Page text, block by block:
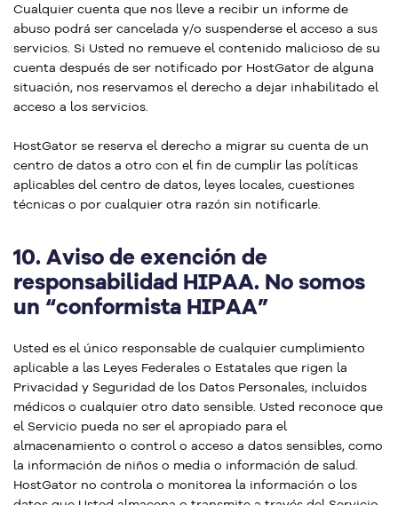
Cualquier cuenta que nos lleve a recibir un informe de
abuso podrá ser cancelada y/o suspenderse el acceso a sus
servicios. Si Usted no remueve el contenido malicioso de su
cuenta después de ser notificado por HostGator de alguna
situación, nos reservamos el derecho a dejar inhabilitado el
acceso a los servicios.
HostGator se reserva el derecho a migrar su cuenta de un
centro de datos a otro con el fin de cumplir las políticas
aplicables del centro de datos, leyes locales, cuestiones
técnicas o por cualquier otra razón sin notificarle.
10. Aviso de exención de
responsabilidad HIPAA. No somos
un “conformista HIPAA”
Usted es el único responsable de cualquier cumplimiento
aplicable a las Leyes Federales o Estatales que rigen la
Privacidad y Seguridad de los Datos Personales, incluidos
médicos o cualquier otro dato sensible. Usted reconoce que
el Servicio pueda no ser el apropiado para el
almacenamiento o control o acceso a datos sensibles, como
la información de niños o media o información de salud.
HostGator no controla o monitorea la información o los